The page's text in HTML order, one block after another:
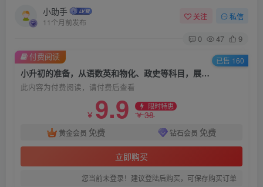
小助手
11个月前发布
关注 私信
0 47 9
小升初的准备，从语数英和物化、政史等科目，展开介绍6年级该如何提前给初中打好基础，适合普娃期末复习
此内容为付费阅读，请付费后查看
￥ 9.9 限时特惠
￥38
黄金会员 免费 钻石会员 免费
立即购买
您当前未登录！建议登陆后购买，可保存购买订单
付费阅读 已售 160